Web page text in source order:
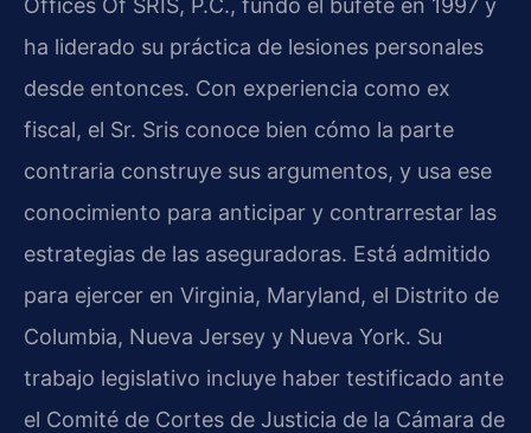
Offices Of SRIS, P.C., fundó el bufete en 1997 y
ha liderado su práctica de lesiones personales
desde entonces. Con experiencia como ex
fiscal, el Sr. Sris conoce bien cómo la parte
contraria construye sus argumentos, y usa ese
conocimiento para anticipar y contrarrestar las
estrategias de las aseguradoras. Está admitido
para ejercer en Virginia, Maryland, el Distrito de
Columbia, Nueva Jersey y Nueva York. Su
trabajo legislativo incluye haber testificado ante
el Comité de Cortes de Justicia de la Cámara de